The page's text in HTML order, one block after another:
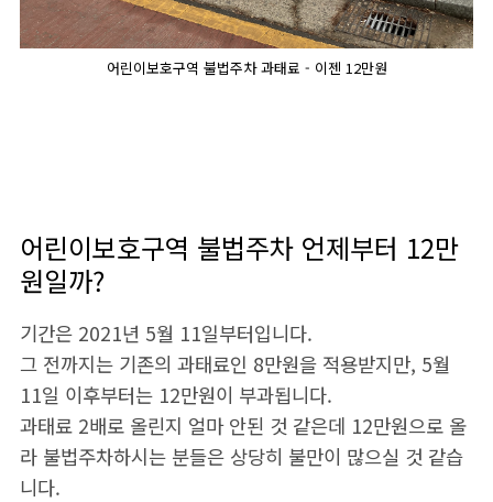
어린이보호구역 불법주차 과태료 - 이젠 12만원
어린이보호구역 불법주차 언제부터 12만
원일까?
기간은 2021년 5월 11일부터입니다.
그 전까지는 기존의 과태료인 8만원을 적용받지만, 5월
11일 이후부터는 12만원이 부과됩니다.
과태료 2배로 올린지 얼마 안된 것 같은데 12만원으로 올
라 불법주차하시는 분들은 상당히 불만이 많으실 것 같습
니다.